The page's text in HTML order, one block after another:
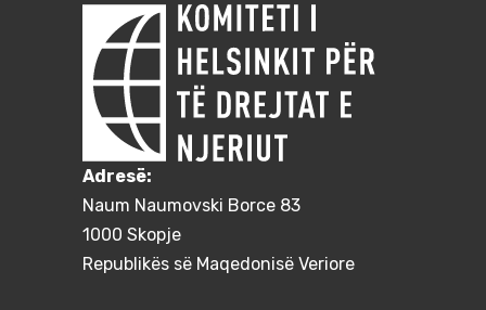
Adresë:
Naum Naumovski Borce 83
1000 Skopje
Republikës së Maqedonisë Veriore